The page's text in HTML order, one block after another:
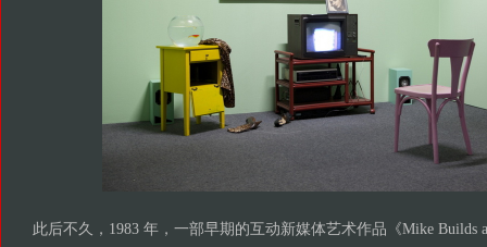
此后不久，1983 年，一部早期的互动新媒体艺术作品《Mike Builds